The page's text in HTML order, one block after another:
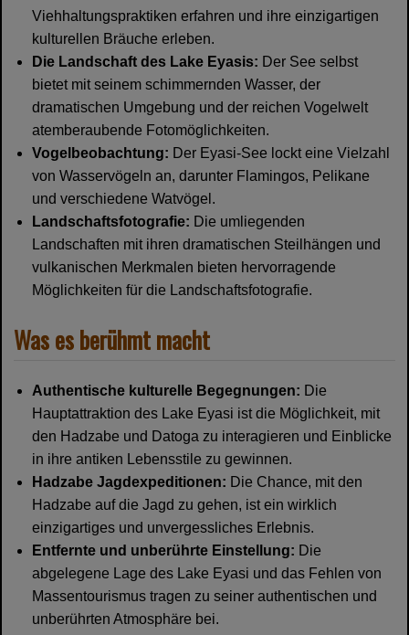
Viehhaltungspraktiken erfahren und ihre einzigartigen
kulturellen Bräuche erleben.
Die Landschaft des Lake Eyasis: Der See selbst
bietet mit seinem schimmernden Wasser, der
dramatischen Umgebung und der reichen Vogelwelt
atemberaubende Fotomöglichkeiten.
Vogelbeobachtung: Der Eyasi-See lockt eine Vielzahl
von Wasservögeln an, darunter Flamingos, Pelikane
und verschiedene Watvögel.
Landschaftsfotografie: Die umliegenden
Landschaften mit ihren dramatischen Steilhängen und
vulkanischen Merkmalen bieten hervorragende
Möglichkeiten für die Landschaftsfotografie.
Was es berühmt macht
Authentische kulturelle Begegnungen: Die
Hauptattraktion des Lake Eyasi ist die Möglichkeit, mit
den Hadzabe und Datoga zu interagieren und Einblicke
in ihre antiken Lebensstile zu gewinnen.
Hadzabe Jagdexpeditionen: Die Chance, mit den
Hadzabe auf die Jagd zu gehen, ist ein wirklich
einzigartiges und unvergessliches Erlebnis.
Entfernte und unberührte Einstellung: Die
abgelegene Lage des Lake Eyasi und das Fehlen von
Massentourismus tragen zu seiner authentischen und
unberührten Atmosphäre bei.